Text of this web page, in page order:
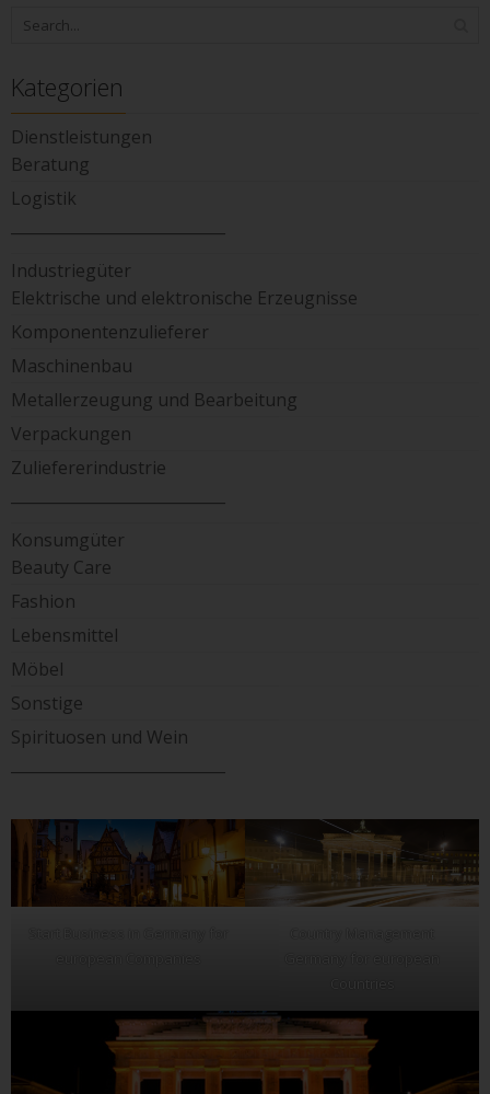
Kategorien
Dienstleistungen
Beratung
Logistik
Industriegüter
Elektrische und elektronische Erzeugnisse
Komponentenzulieferer
Maschinenbau
Metallerzeugung und Bearbeitung
Verpackungen
Zuliefererindustrie
Konsumgüter
Beauty Care
Fashion
Lebensmittel
Möbel
Sonstige
Spirituosen und Wein